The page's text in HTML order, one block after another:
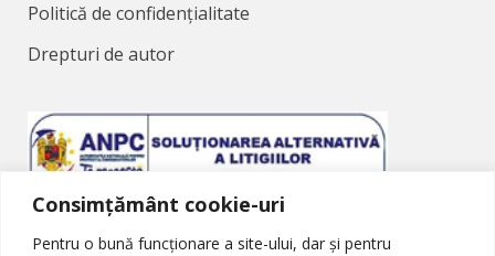
Consimțământ cookie-uri
Pentru o bună funcționare a site-ului, dar și pentru
Politică de confidențialitate
Drepturi de autor
Soluționarea Alternativă a Litigiilor